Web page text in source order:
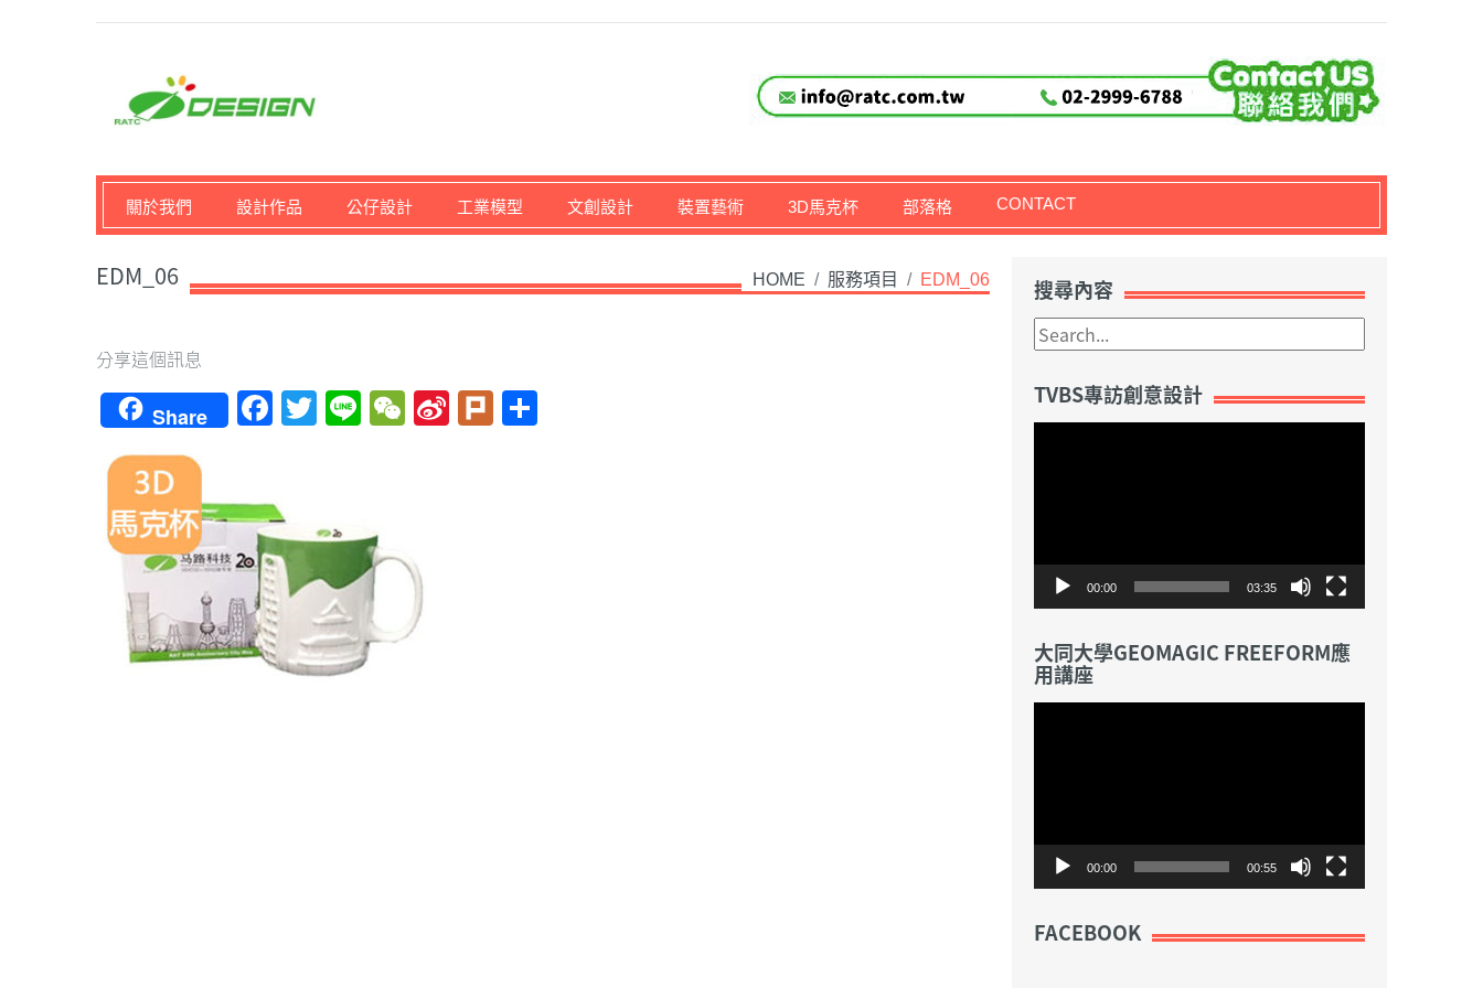
馬路科技創意設計-3D公仔,文創,獎盃設計專家
關於我們 設計作品 公仔設計 工業模型 文創設計 裝置藝術 3D馬克杯 部落格 CONTACT
HOME / 服務項目 / EDM_06
EDM_06
分享這個訊息
Share Facebook
Twitter
LineWeChat
Sina
Weibo
Plurk
搜尋內容
TVBS專訪創意設計
00:00 03:35
大同大學GEOMAGIC FREEFORM應
用講座
00:00 00:55
FACEBOOK